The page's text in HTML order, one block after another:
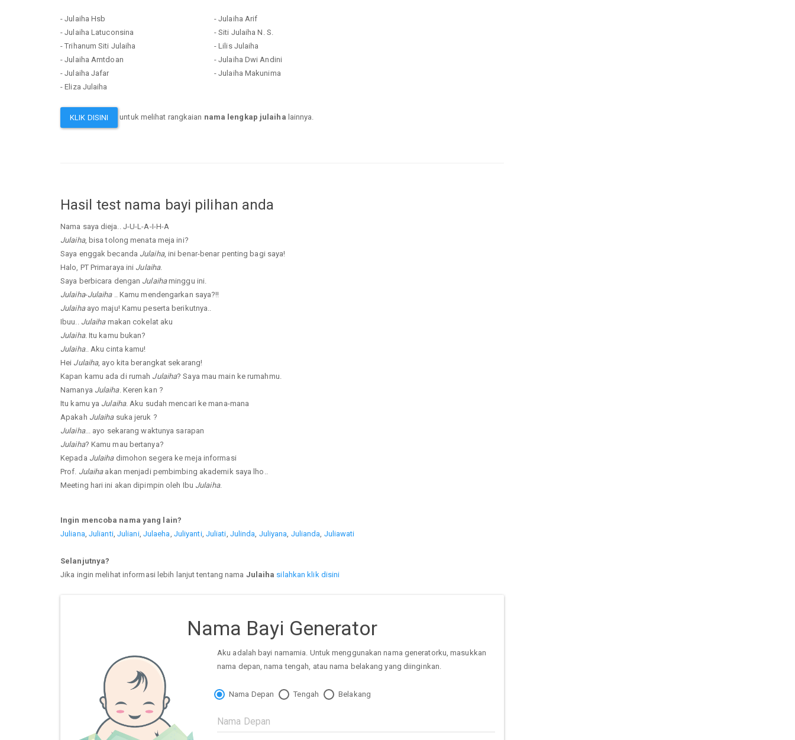
- Julaiha Hsb
- Julaiha Latuconsina
- Trihanum Siti Julaiha
- Julaiha Amtdoan
- Julaiha Jafar
- Eliza Julaiha
- Julaiha Arif
- Siti Julaiha N. S.
- Lilis Julaiha
- Julaiha Dwi Andini
- Julaiha Makunima
KLIK DISINI untuk melihat rangkaian nama lengkap julaiha lainnya.
Hasil test nama bayi pilihan anda
Nama saya dieja.. J-U-L-A-I-H-A
Julaiha, bisa tolong menata meja ini?
Saya enggak becanda Julaiha, ini benar-benar penting bagi saya!
Halo, PT Primaraya ini Julaiha.
Saya berbicara dengan Julaihaminggu ini.
Julaiha-Julaiha.. Kamu mendengarkan saya?!!
Julaihaayo maju! Kamu peserta berikutnya..
Ibuu.. Julaihamakan cokelat aku
Julaiha. Itu kamu bukan?
Julaiha.. Aku cinta kamu!
Hei Julaiha, ayo kita berangkat sekarang!
Kapan kamu ada di rumah Julaiha? Saya mau main ke rumahmu.
Namanya Julaiha. Keren kan ?
Itu kamu ya Julaiha. Aku sudah mencari ke mana-mana
Apakah Julaihasuka jeruk ?
Julaiha... ayo sekarang waktunya sarapan
Julaiha? Kamu mau bertanya?
Kepada Julaihadimohon segera ke meja informasi
Prof. Julaihaakan menjadi pembimbing akademik saya lho..
Meeting hari ini akan dipimpin oleh Ibu Julaiha.
Ingin mencoba nama yang lain?
Juliana Julianti, Juliani, Julaeha Juliyanti, Juliati Julinda Juliyana Julianda Juliawati
Selanjutnya?
Jika ingin melihat informasi lebih lanjut tentang nama Julaiha silahkan klik disini
Nama Bayi Generator
Aku adalah bayi namamia. Untuk menggunakan nama generatorku, masukkan
nama depan, nama tengah, atau nama belakang yang diinginkan.
Nama Depan Tengah Belakang